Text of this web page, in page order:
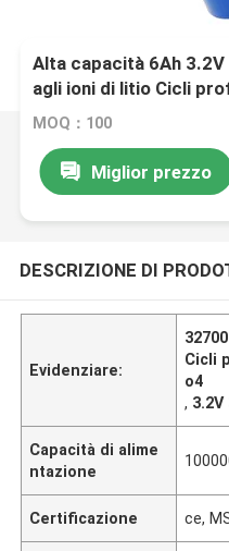
Alta capacità 6Ah
agli ioni di litio Cicli
MOQ：100
Miglior prezzo
DESCRIZIONE DI
Evidenziare:
Cicli
o4
,
Capacità di alime
ntazione
Certificazione ce,